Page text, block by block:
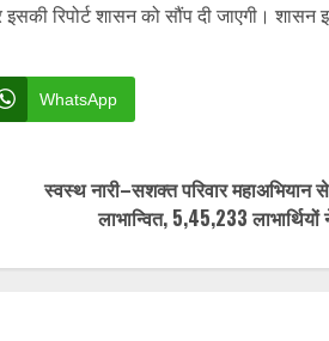
रिपोर्ट शासन को सौंप दी जाएगी। शासन
WhatsApp
स्वस्थ नारी–सशक्त परिवार महाअभियान
लाभान्वित, 5,45,233